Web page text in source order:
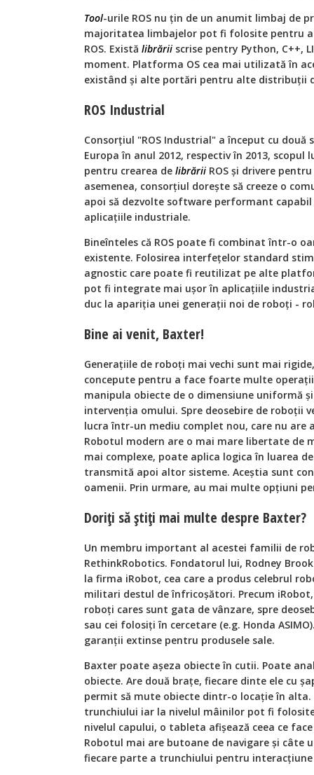
Tool-urile ROS nu ţin de un anumit limbaj de
majoritatea limbajelor pot fi folosite pentru a
ROS. Există librării scrise pentry Python, C++,
moment. Platforma OS cea mai utilizată în
existând şi alte portări pentru alte distribuţii
ROS Industrial
Consorţiul "ROS Industrial" a început cu două
Europa în anul 2012, respectiv în 2013,
pentru crearea de librării ROS şi drivere
asemenea, consorţiul doreşte să creeze o
apoi să dezvolte software performant
aplicaţiile industriale.
Bineînteles că ROS poate fi combinat într-o
existente. Folosirea interfeţelor standard
agnostic care poate fi reutilizat pe alte
pot fi integrate mai uşor în aplicaţiile
duc la apariţia unei generaţii noi de roboţi -
Bine ai venit, Baxter!
Generaţiile de roboţi mai vechi sunt mai
concepute pentru a face foarte multe
manipula obiecte de o dimensiune uniformă
intervenţia omului. Spre deosebire de roboţii
lucra într-un mediu complet nou, care nu
Robotul modern are o mai mare libertate de
mai complexe, poate aplica logica în luarea
transmită apoi altor sisteme. Aceştia sunt
oamenii. Prin urmare, au mai multe opţiuni
Doriţi să ştiţi mai multe despre Baxter?
Un membru important al acestei familii de
RethinkRobotics. Fondatorul lui, Rodney
la firma iRobot, cea care a produs celebrul
militari destul de înfricoşători. Precum
roboţi cares sunt gata de vânzare, spre
sau cei folosiţi în cercetare (e.g. Honda
garanţii extinse pentru produsele sale.
Baxter poate aşeza obiecte în cutii. Poate
obiecte. Are două braţe, fiecare dinte ele cu
permit să mute obiecte dintr-o locaţie în alta.
trunchiului iar la nivelul mâinilor pot fi
nivelul capului, o tableta afişează ceea ce
Robotul mai are butoane de navigare şi câte
fiecare parte a trunchiului pentru interacţiune